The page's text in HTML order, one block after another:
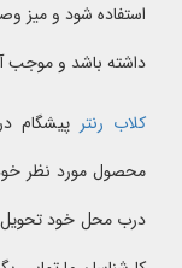
استفاده شود و میز
داشته باشد و موجب
کلاب رنتر پیشگام
محصول مورد نظر
درب محل خود تحویل